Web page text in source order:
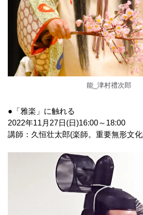
能_津村禮次郎
●「雅楽」に触れる
2022年11月27日(日)16:00～18:00
講師：久恒壮太郎(楽師。重要無形文